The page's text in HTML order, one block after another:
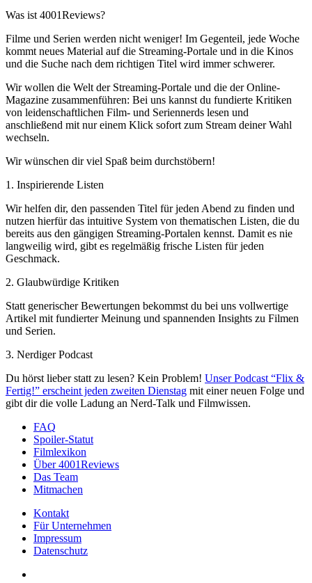
Was ist 4001Reviews?
Filme und Serien werden nicht weniger! Im Gegenteil, jede Woche
kommt neues Material auf die Streaming-Portale und in die Kinos
und die Suche nach dem richtigen Titel wird immer schwerer.
Wir wollen die Welt der Streaming-Portale und die der Online-
Magazine zusammenführen: Bei uns kannst du fundierte Kritiken
von leidenschaftlichen Film- und Seriennerds lesen und
anschließend mit nur einem Klick sofort zum Stream deiner Wahl
wechseln.
Wir wünschen dir viel Spaß beim durchstöbern!
1. Inspirierende Listen
Wir helfen dir, den passenden Titel für jeden Abend zu finden und
nutzen hierfür das intuitive System von thematischen Listen, die du
bereits aus den gängigen Streaming-Portalen kennst. Damit es nie
langweilig wird, gibt es regelmäßig frische Listen für jeden
Geschmack.
2. Glaubwürdige Kritiken
Statt generischer Bewertungen bekommst du bei uns vollwertige
Artikel mit fundierter Meinung und spannenden Insights zu Filmen
und Serien.
3. Nerdiger Podcast
Du hörst lieber statt zu lesen? Kein Problem! Unser Podcast “Flix &
Fertig!” erscheint jeden zweiten Dienstag mit einer neuen Folge und
gibt dir die volle Ladung an Nerd-Talk und Filmwissen.
FAQ
Spoiler-Statut
Filmlexikon
Über 4001Reviews
Das Team
Mitmachen
Kontakt
Für Unternehmen
Impressum
Datenschutz